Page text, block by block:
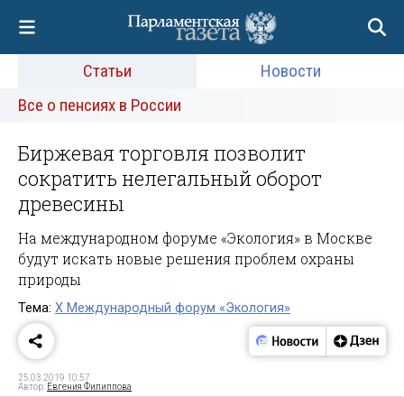
Статьи
Новости
Все о пенсиях в России
Биржевая торговля позволит
сократить нелегальный оборот
древесины
На международном форуме «Экология» в Москве
будут искать новые решения проблем охраны
природы
Тема: X Международный форум «Экология»
25.03.2019 10:57
Автор: Евгения Филиппова